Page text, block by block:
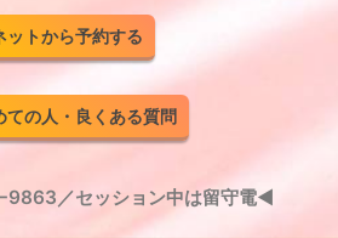
ットから予約する
ての人・良くある質問
／セッション中は留守電◀